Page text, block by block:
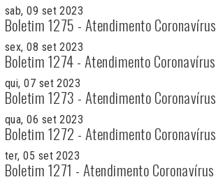
sab, 09 set 2023
Boletim 1275 - Atendimento Coronavírus
sex, 08 set 2023
Boletim 1274 - Atendimento Coronavírus
qui, 07 set 2023
Boletim 1273 - Atendimento Coronavírus
qua, 06 set 2023
Boletim 1272 - Atendimento Coronavírus
ter, 05 set 2023
Boletim 1271 - Atendimento Coronavírus